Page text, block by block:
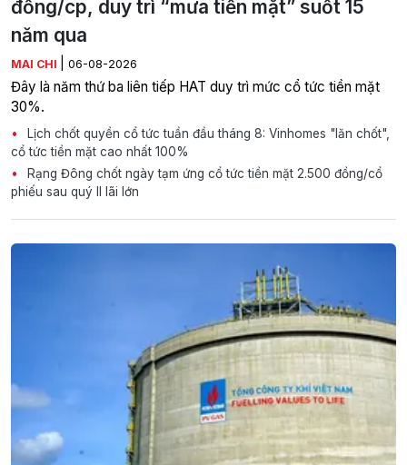
đồng/cp, duy trì “mưa tiền mặt” suốt 15
năm qua
MAI CHI 06-08-2026
Đây là năm thứ ba liên tiếp HAT duy trì mức cổ tức tiền mặt
30%.
Lịch chốt quyền cổ tức tuần đầu tháng 8: Vinhomes "lăn chốt",
cổ tức tiền mặt cao nhất 100%
Rạng Đông chốt ngày tạm ứng cổ tức tiền mặt 2.500 đồng/cổ
phiếu sau quý II lãi lớn